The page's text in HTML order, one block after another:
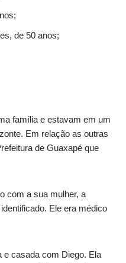
de 50 anos;
família e estavam em um
Em relação as outras
de Guaxapé que
com a sua mulher, a
Ele era médico
e casada com Diego. Ela